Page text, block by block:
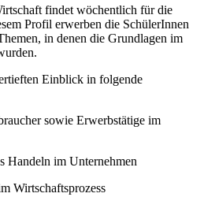
findet wöchentlich für die
Profil erwerben die SchülerInnen
in denen die Grundlagen im
Einblick in folgende
sowie Erwerbstätige im
Handeln im Unternehmen
Wirtschaftsprozess